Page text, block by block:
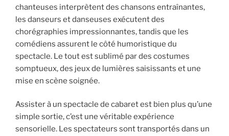
chanteuses interprètent des chansons entraînantes,
les danseurs et danseuses exécutent des
chorégraphies impressionnantes, tandis que les
comédiens assurent le côté humoristique du
spectacle. Le tout est sublimé par des costumes
somptueux, des jeux de lumières saisissants et une
mise en scène soignée.
Assister à un spectacle de cabaret est bien plus qu’une
simple sortie, c’est une véritable expérience
sensorielle. Les spectateurs sont transportés dans un